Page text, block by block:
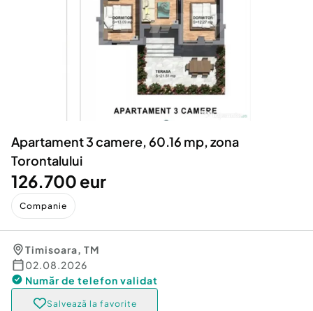
Animale de companie
Afaceri și echipamente profesionale
Inchiriere Bunuri si Vehicule
Utilaje agricole si industriale
Piese auto si accesorii
Apartament 3 camere, 60.16 mp, zona
Torontalului
126.700 eur
Companie
Timisoara, TM
02.08.2026
Număr de telefon validat
Salvează la favorite